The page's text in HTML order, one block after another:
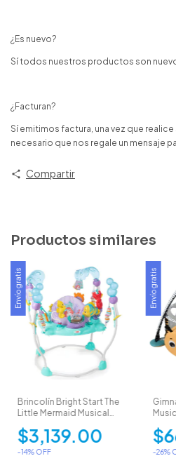
¿Es nuevo?
Sí todos nuestros productos son
¿Facturan?
Sí emitimos factura, una vez que
necesario que nos regale un mensaje
Compartir
Productos similares
Envío gratis
Brincolín Bright Start The
Little Mermaid Musical
$3,139.00
-14% OFF
Envío gratis
-26%